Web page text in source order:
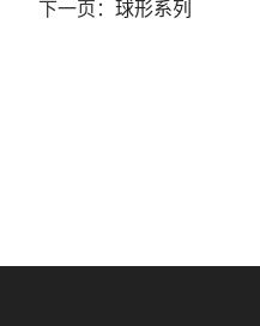
下一页： 球形系列